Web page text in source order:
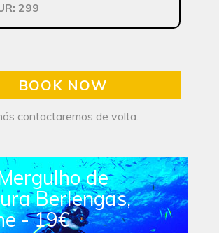
299
BOOK NOW
contactaremos de volta.
de
Berlengas,
- 19€